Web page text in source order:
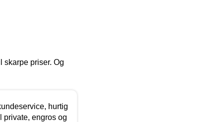
skarpe priser. Og
hurtig
private, engros og